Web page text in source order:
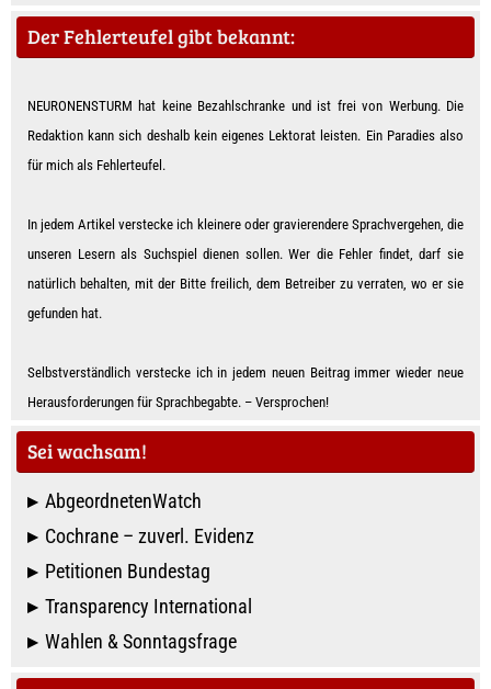
Der Fehlerteufel gibt bekannt:
NEURONENSTURM hat keine Bezahlschranke und ist frei von Werbung. Die
Redaktion kann sich deshalb kein eigenes Lektorat leisten. Ein Paradies also
für mich als Feh­ler­teu­fe­l.
In jedem Artikel verstecke ich kleinere oder gravierendere Sprachvergehen, die
unseren Lesern als Suchspiel dienen sollen. Wer die Fehler findet, darf sie
natürlich behalten, mit der Bitte freilich, dem Betreiber zu verraten, wo er sie
gefunden hat.
Selbstverständlich verstecke ich in jedem neuen Beitrag immer wieder neue
Herausforderungen für Sprachbegabte. – Ver­spro­chen!
Sei wachsam!
AbgeordnetenWatch
Cochrane – zuverl. Evidenz
Petitionen Bundestag
Transparency International
Wahlen & Sonntagsfrage